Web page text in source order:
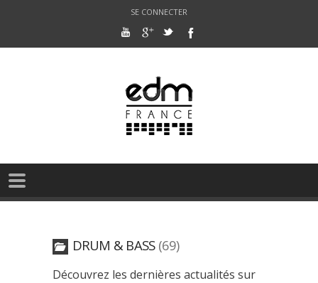
SE CONNECTER
DRUM & BASS 69
Découvrez les dernières actualités sur